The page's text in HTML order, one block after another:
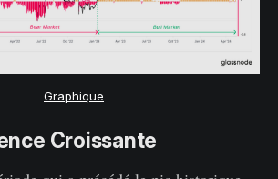
Graphique
Croissante